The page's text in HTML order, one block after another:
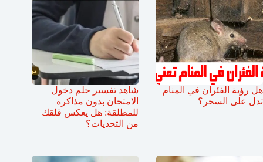
هل رؤية الفئران في المنام
تدل على السحر؟
شاهد تفسير حلم دخول
الامتحان بدون مذاكرة
للمطلقة: هل يعكس قلقك
من التحديات؟